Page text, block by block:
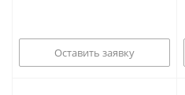
Оставить заявку